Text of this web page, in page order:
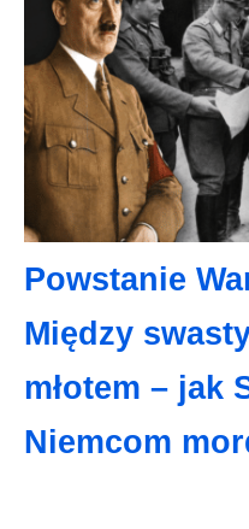
Powstanie
Między
młotem – jak
Niemcom